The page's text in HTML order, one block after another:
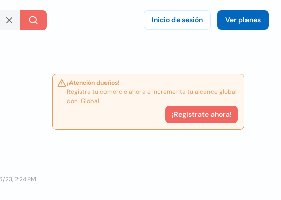
Inicio de sesión Ver planes
2:24 PM
¡Atención dueños!
Registra tu comercio ahora e incrementa tu alcance global
con iGlobal.
¡Registrate ahora!